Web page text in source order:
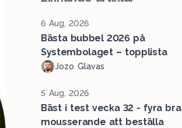
6 Aug, 2026
Bästa bubbel 2026 på
Systembolaget – topplista
Jozo Glavas
5 Aug, 2026
Bäst i test vecka 32 - fyra bra
mousserande att beställa